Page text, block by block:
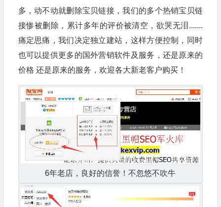
多，动不动就删除宝贝链接，我们的多个热销宝贝链
接惨被删除，累计多年的评价被清空，欲哭无泪.......
痛定思痛，我们决定独立建站，这样方便控制，同时
也可以提供更多的国外营销软件及服务，还是原来的
价格 还是原来的服务，欢迎各大新老客户购买！
6年老店，良好的信誉！不忽悠不吹牛